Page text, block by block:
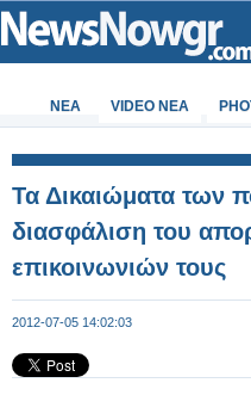
ΝΕΑ VIDEO NEA
Τα Δικαιώματα των
διασφάλιση του
επικοινωνιών τους
2012-07-05 14:02:03